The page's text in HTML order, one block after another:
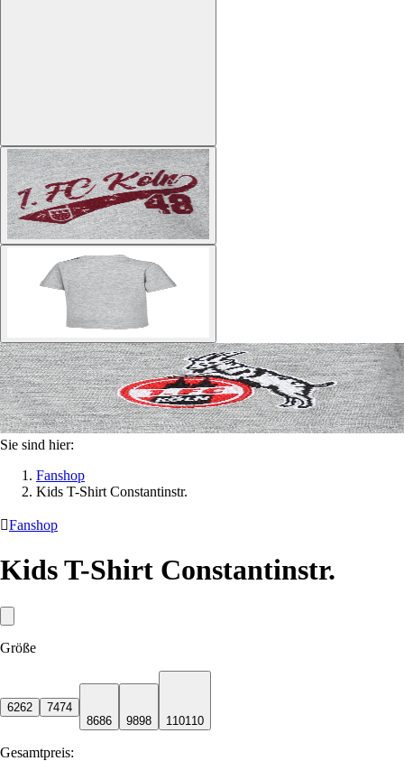
Sie sind hier:
Fanshop
Kids T-Shirt Constantinstr.
Fanshop
Kids T-Shirt Constantinstr.
Größe
6262 7474
8686 9898 110110
Gesamtpreis: